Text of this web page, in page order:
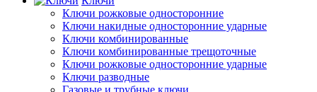
Ключи рожковые односторонние
Ключи накидные односторонние ударные
Ключи комбинированные
Ключи комбинированные трещоточные
Ключи рожковые односторонние ударные
Ключи разводные
Газовые и трубные ключи